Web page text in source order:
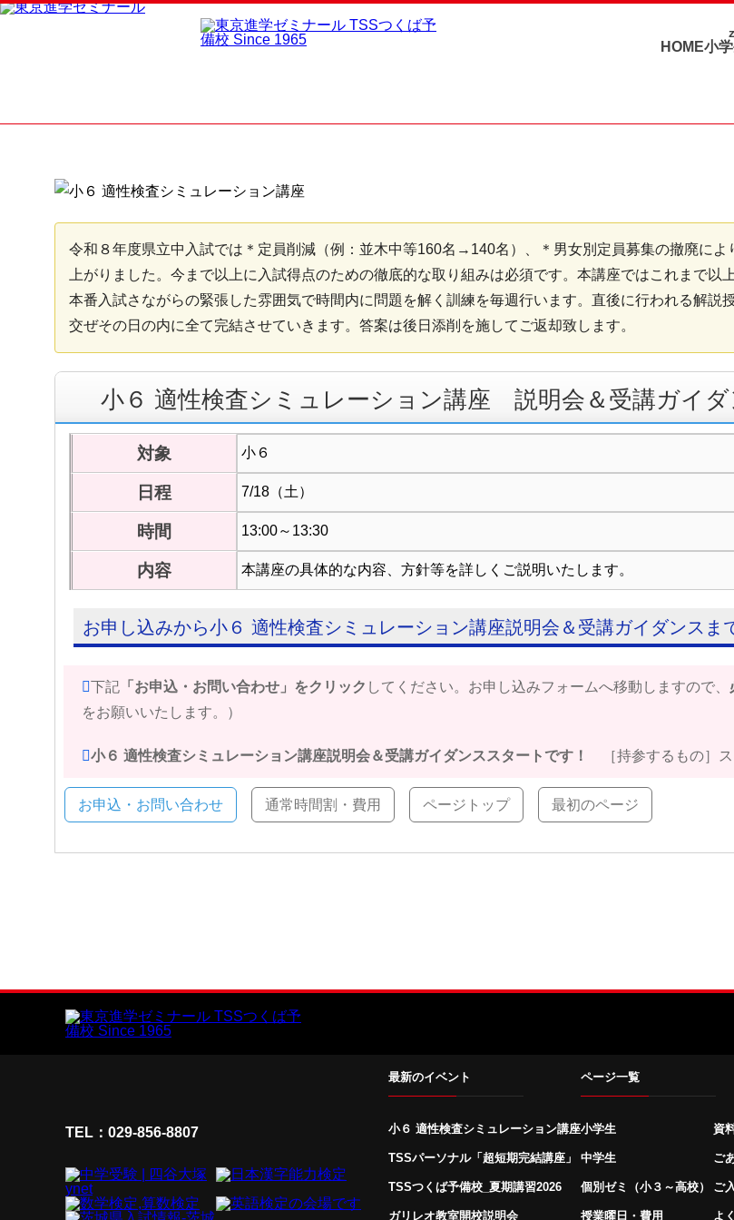
HOME小
令和８年度県立中入試では＊定員削減（例：並木中等160名→140名）、＊男女別定員募集の撤廃に
上がりました。今まで以上に入試得点のための徹底的な取り組みは必須です。本講座ではこれまで
本番入試さながらの緊張した雰囲気で時間内に問題を解く訓練を毎週行います。直後に行われる解説
交ぜその日の内に全て完結させていきます。答案は後日添削を施してご返却致します。
小６ 適性検査シミュレーション講座 説明会＆受講ガイダ
対象 小６
日程 7/18（土）
時間 13:00～13:30
内容 本講座の具体的な内容、方針等を詳しくご説明いたします。
お申し込みから小６ 適性検査シミュレーション講座説明会＆受講ガイダンスま
下記 「お申込・お問い合わせ」をクリック してください。お申し込みフォームへ移動しますので、
をお願いいたします。）
小６ 適性検査シミュレーション講座説明会＆受講ガイダンススタートです！ ［持参するもの］ス
お申込・お問い合わせ 通常時間割・費用 ページトップ 最初のページ
TEL：029-856-8807
最新のイベント
小６ 適性検査シミュレーション講座
TSSパーソナル「超短期完結講座」
TSSつくば予備校_夏期講習2026
ガリレオ教室開校説明会
ページ一覧
小学生
中学生
個別ゼミ（小３～高校）
授業曜日・費用
資
ご
ご
よ